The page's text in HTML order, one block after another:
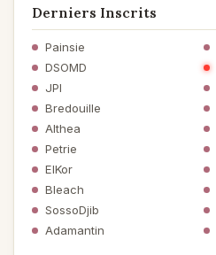
Derniers Inscrits
Painsie
DSOMD
JPI
Bredouille
Althea
Petrie
ElKor
Bleach
SossoDjib
Adamantin